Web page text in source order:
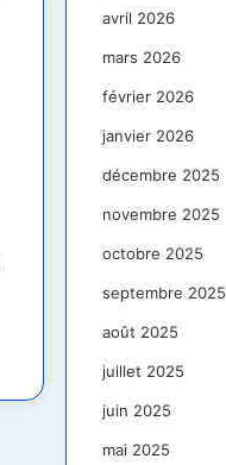
avril 2026
mars 2026
février 2026
janvier 2026
décembre 2025
novembre 2025
octobre 2025
septembre 2025
août 2025
juillet 2025
juin 2025
mai 2025